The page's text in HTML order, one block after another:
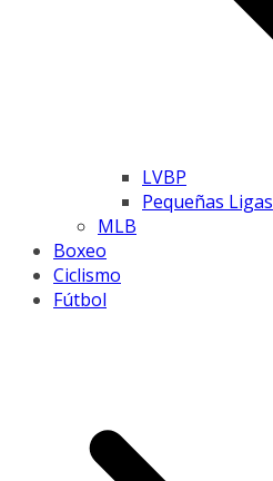
LVBP
Pequeñas Ligas
MLB
Boxeo
Ciclismo
Fútbol